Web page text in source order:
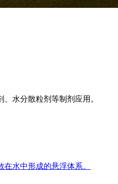
水分散粒剂等制剂应用。
水中形成的悬浮体系。